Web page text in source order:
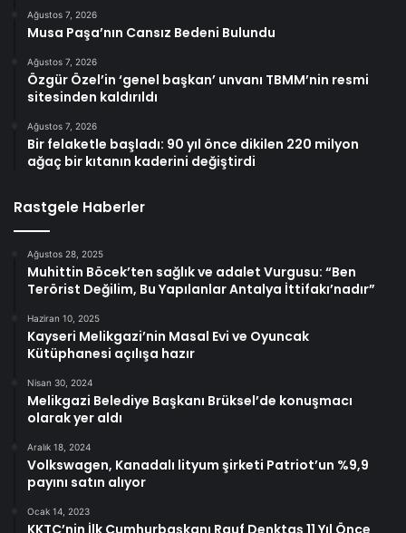
Ağustos 7, 2026
Musa Paşa’nın Cansız Bedeni Bulundu
Ağustos 7, 2026
Özgür Özel’in ‘genel başkan’ unvanı TBMM’nin resmi
sitesinden kaldırıldı
Ağustos 7, 2026
Bir felaketle başladı: 90 yıl önce dikilen 220 milyon
ağaç bir kıtanın kaderini değiştirdi
Rastgele Haberler
Ağustos 28, 2025
Muhittin Böcek’ten sağlık ve adalet Vurgusu: “Ben
Terörist Değilim, Bu Yapılanlar Antalya İttifakı’nadır”
Haziran 10, 2025
Kayseri Melikgazi’nin Masal Evi ve Oyuncak
Kütüphanesi açılışa hazır
Nisan 30, 2024
Melikgazi Belediye Başkanı Brüksel’de konuşmacı
olarak yer aldı
Aralık 18, 2024
Volkswagen, Kanadalı lityum şirketi Patriot’un %9,9
payını satın alıyor
Ocak 14, 2023
KKTC’nin İlk Cumhurbaşkanı Rauf Denktaş 11 Yıl Önce